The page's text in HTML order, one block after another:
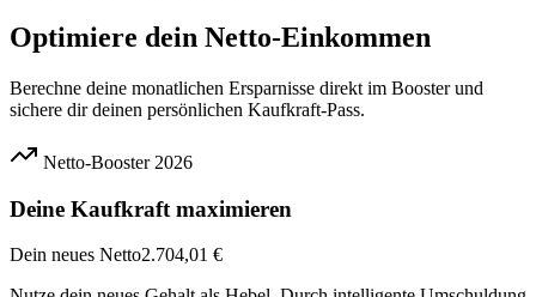
Optimiere dein Netto-Einkommen
Berechne deine monatlichen Ersparnisse direkt im Booster und
sichere dir deinen persönlichen Kaufkraft-Pass.
Netto-Booster 2026
Deine Kaufkraft maximieren
Dein neues Netto2.704,01 €